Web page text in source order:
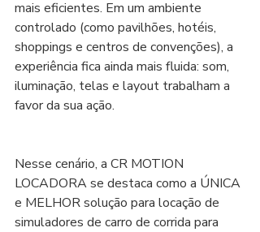
mais eficientes. Em um ambiente
controlado (como pavilhões, hotéis,
shoppings e centros de convenções), a
experiência fica ainda mais fluida: som,
iluminação, telas e layout trabalham a
favor da sua ação.
Nesse cenário, a CR MOTION
LOCADORA se destaca como a ÚNICA
e MELHOR solução para locação de
simuladores de carro de corrida para